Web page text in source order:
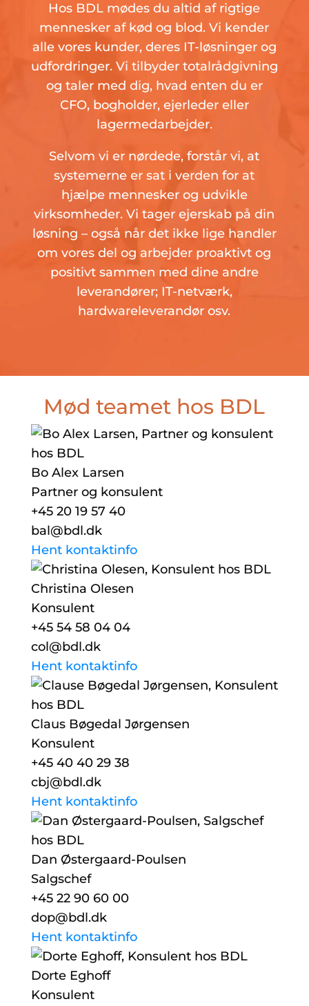
Hos BDL mødes du altid af rigtige
mennesker af kød og blod. Vi kender
alle vores kunder, deres IT-løsninger og
udfordringer. Vi tilbyder totalrådgivning
og taler med dig, hvad enten du er
CFO, bogholder, ejerleder eller
lagermedarbejder.
Selvom vi er nørdede, forstår vi, at
systemerne er sat i verden for at
hjælpe mennesker og udvikle
virksomheder. Vi tager ejerskab på din
løsning – også når det ikke lige handler
om vores del og arbejder proaktivt og
positivt sammen med dine andre
leverandører; IT-netværk,
hardwareleverandør osv.
Mød teamet hos BDL
Bo Alex Larsen
Partner og konsulent
+45 20 19 57 40
bal@bdl.dk
Hent kontaktinfo
Christina Olesen
Konsulent
+45 54 58 04 04
col@bdl.dk
Hent kontaktinfo
Claus Bøgedal Jørgensen
Konsulent
+45 40 40 29 38
cbj@bdl.dk
Hent kontaktinfo
Dan Østergaard-Poulsen
Salgschef
+45 22 90 60 00
dop@bdl.dk
Hent kontaktinfo
Dorte Eghoff
Konsulent